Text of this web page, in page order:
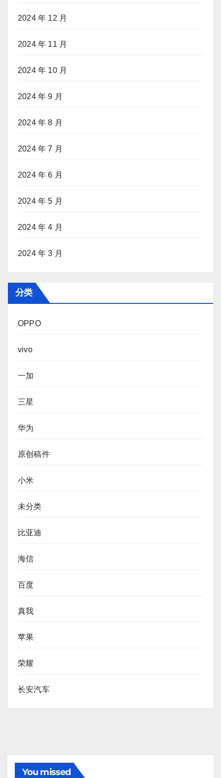
2024 年 12 月
2024 年 11 月
2024 年 10 月
2024 年 9 月
2024 年 8 月
2024 年 7 月
2024 年 6 月
2024 年 5 月
2024 年 4 月
2024 年 3 月
分类
OPPO
vivo
一加
三星
华为
原创稿件
小米
未分类
比亚迪
海信
百度
真我
苹果
荣耀
长安汽车
You missed